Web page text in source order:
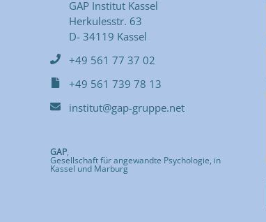
GAP Institut Kassel
Herkulesstr. 63
D- 34119 Kassel
+49 561 77 37 02
+49 561 739 78 13
institut@gap-gruppe.net
GAP,
Gesellschaft für angewandte Psychologie, in
Kassel und Marburg